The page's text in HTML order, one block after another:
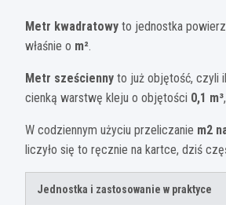
Metr kwadratowy to jednostka
właśnie o m².
Metr sześcienny to już objętość, czyli
cienką warstwę kleju o objętości 0,1 m³
W codziennym użyciu przeliczanie m2
liczyło się to ręcznie na kartce, dziś
Jednostka i zastosowanie w praktyce